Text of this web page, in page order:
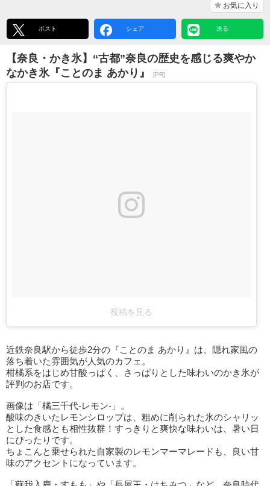
お気に入り
ポスト シェア 送る
【奈良・かき氷】“古都”奈良の歴史を感じる爽やか
なかき氷『ことのま あかり』
[PR]
投稿を見る
近鉄奈良駅から徒歩2分の『ことのま あかり』は、隠れ家風の
落ち着いた雰囲気が人気のカフェ。
柑橘系をはじめ甘酸っぱく、さっぱりとした味わいのかき氷が
評判のお店です。
画像は「橘三千代-レモン-」。
酸味のきいたレモンシロップは、粗めに削られた氷のシャリッ
とした食感とも相性抜群！すっきりと爽快な味わいは、暑い日
にぴったりです。
ちょこんと乗せられた自家製のレモンマーマレードも、良い甘
味のアクセントになっています。